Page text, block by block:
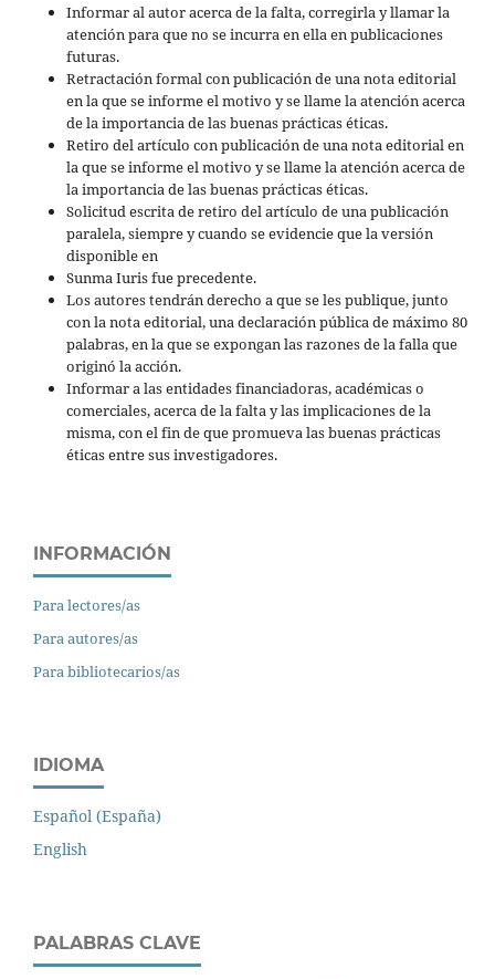
Informar al autor acerca de la falta, corregirla y llamar la
atención para que no se incurra en ella en publicaciones
futuras.
Retractación formal con publicación de una nota editorial
en la que se informe el motivo y se llame la atención acerca
de la importancia de las buenas prácticas éticas.
Retiro del artículo con publicación de una nota editorial en
la que se informe el motivo y se llame la atención acerca de
la importancia de las buenas prácticas éticas.
Solicitud escrita de retiro del artículo de una publicación
paralela, siempre y cuando se evidencie que la versión
disponible en
Sunma Iuris fue precedente.
Los autores tendrán derecho a que se les publique, junto
con la nota editorial, una declaración pública de máximo 80
palabras, en la que se expongan las razones de la falla que
originó la acción.
Informar a las entidades financiadoras, académicas o
comerciales, acerca de la falta y las implicaciones de la
misma, con el fin de que promueva las buenas prácticas
éticas entre sus investigadores.
INFORMACIÓN
Para lectores/as
Para autores/as
Para bibliotecarios/as
IDIOMA
Español (España)
English
PALABRAS CLAVE